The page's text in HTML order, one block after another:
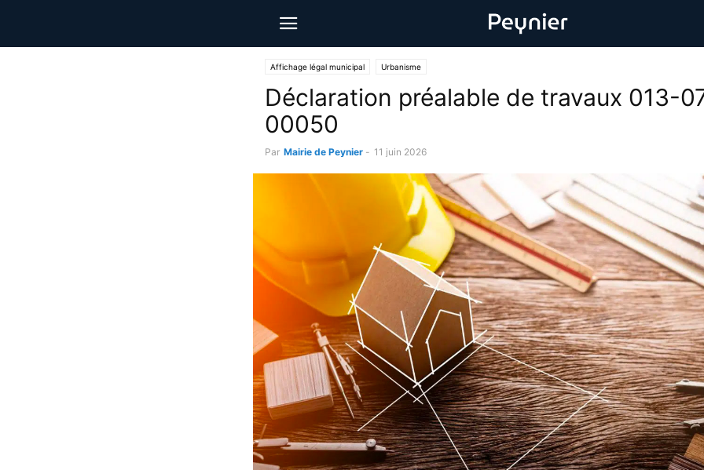
Affichage légal municipal Urbanisme
Déclaration préalable de travaux 013-
00050
Par Mairie de Peynier - 11 juin 2026